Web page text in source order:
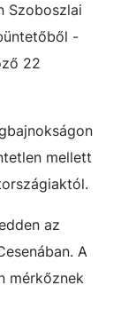
Szoboszlai
-
22
mellett
az
A
mérkőznek